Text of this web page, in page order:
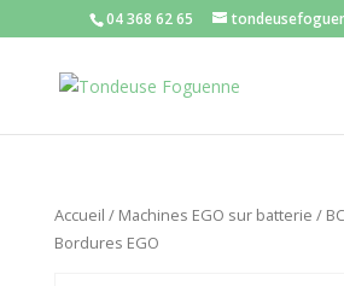
04 368 62 65
Accueil / Machines EGO sur batterie /
Bordures EGO